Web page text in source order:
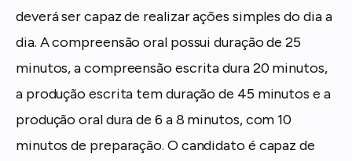
deverá ser capaz de realizar ações simples do dia a
dia. A compreensão oral possui duração de 25
minutos, a compreensão escrita dura 20 minutos,
a produção escrita tem duração de 45 minutos e a
produção oral dura de 6 a 8 minutos, com 10
minutos de preparação. O candidato é capaz de